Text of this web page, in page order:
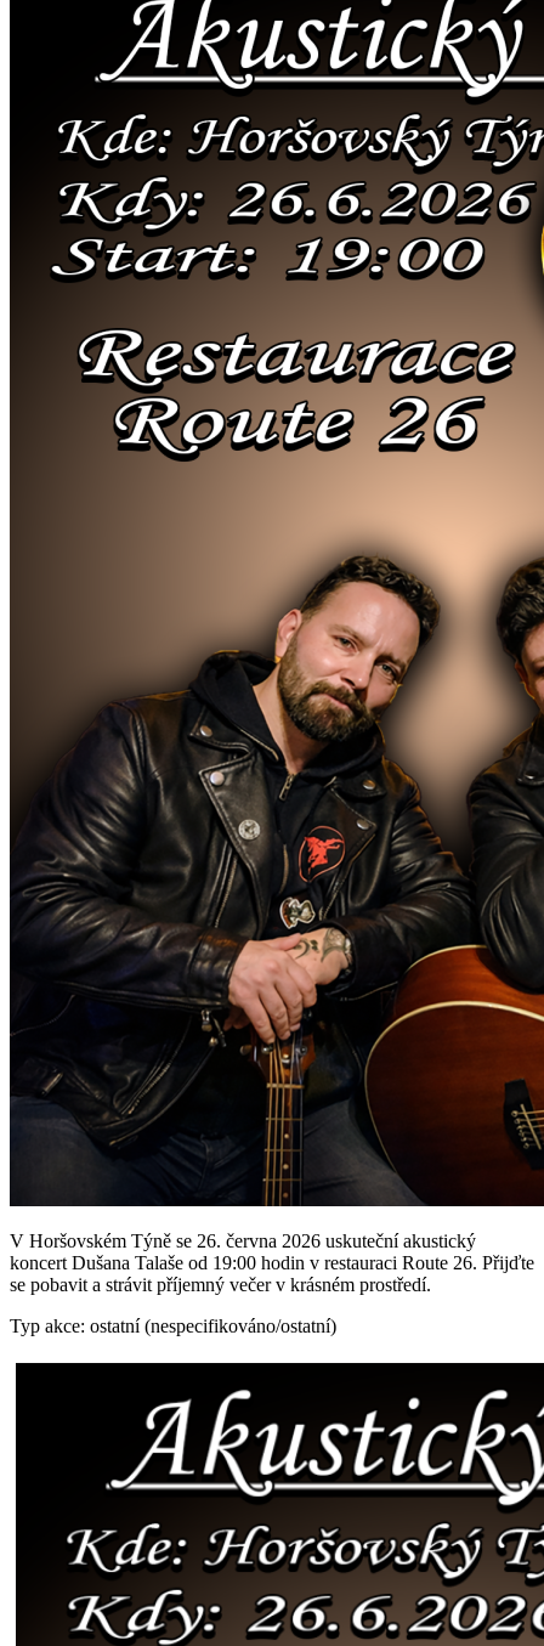
V Horšovském Týně se 26. června 2026 uskuteční akustický
koncert Dušana Talaše od 19:00 hodin v restauraci Route 26. Přijďte
se pobavit a strávit příjemný večer v krásném prostředí.
Typ akce: ostatní (nespecifikováno/ostatní)